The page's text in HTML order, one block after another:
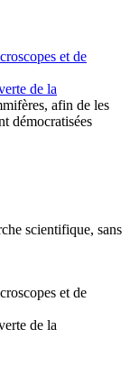
et de
de la
afin de les
démocratisées
scientifique, sans
et de
de la